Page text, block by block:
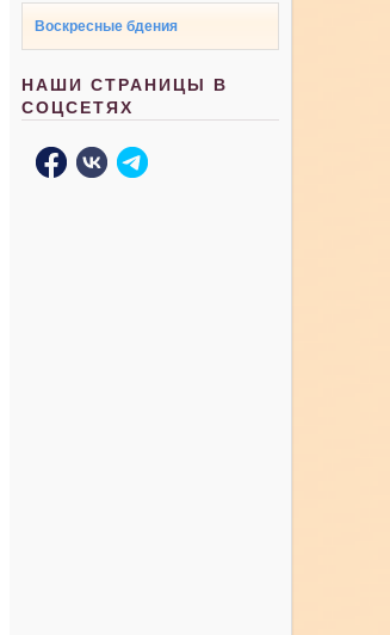
Воскресные бдения
НАШИ СТРАНИЦЫ В
СОЦСЕТЯХ